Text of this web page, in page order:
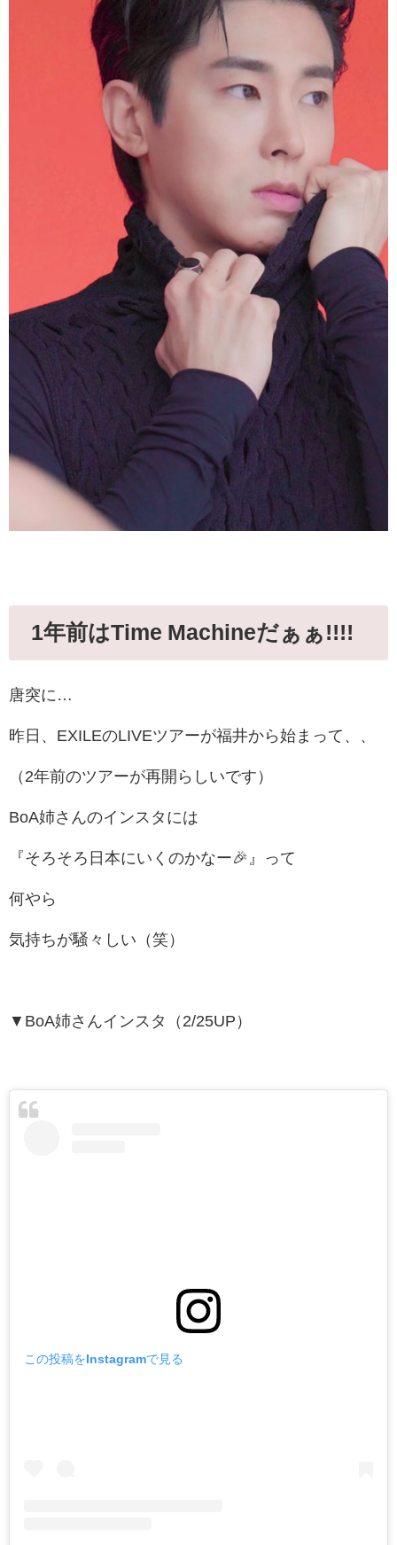
1年前はTime Machineだぁぁ!!!!
唐突に…
昨日、EXILEのLIVEツアーが福井から始まって、、
（2年前のツアーが再開らしいです）
BoA姉さんのインスタには
『そろそろ日本にいくのかなー🎉』って
何やら
気持ちが騒々しい（笑）
▼BoA姉さんインスタ（2/25UP）
この投稿をInstagramで見る